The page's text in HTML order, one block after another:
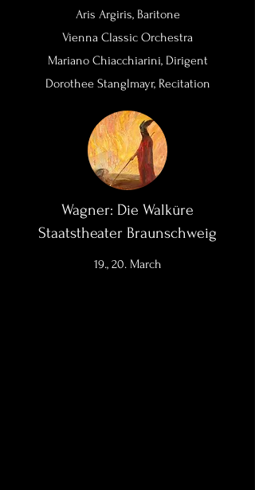
Aris Argiris, Baritone
Vienna Classic Orchestra
Mariano Chiacchiarini, Dirigent
Dorothee Stanglmayr, Recitation
Wagner: Die Walküre
Staatstheater Braunschweig
19., 20. March